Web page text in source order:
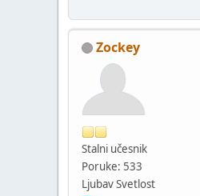
Zockey
Stalni učesnik
Poruke: 533
Ljubav Svetlost